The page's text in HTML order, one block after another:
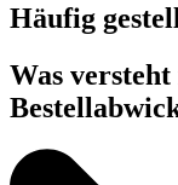
Häufig
Was